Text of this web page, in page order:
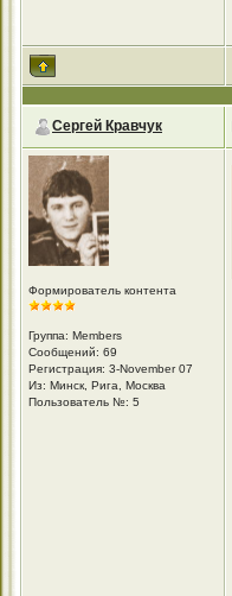
Сергей Кравчук
Формирователь контента
Группа: Members
Сообщений: 69
Регистрация: 3-November 07
Из: Минск, Рига, Москва
Пользователь №: 5